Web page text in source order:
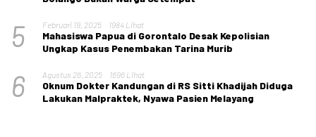
5 Februari 19, 2025 1984 Lihat
Mahasiswa Papua di Gorontalo Desak Kepolisian
Ungkap Kasus Penembakan Tarina Murib
6 Agustus 26, 2025 1696 Lihat
Oknum Dokter Kandungan di RS Sitti Khadijah Diduga
Lakukan Malpraktek, Nyawa Pasien Melayang